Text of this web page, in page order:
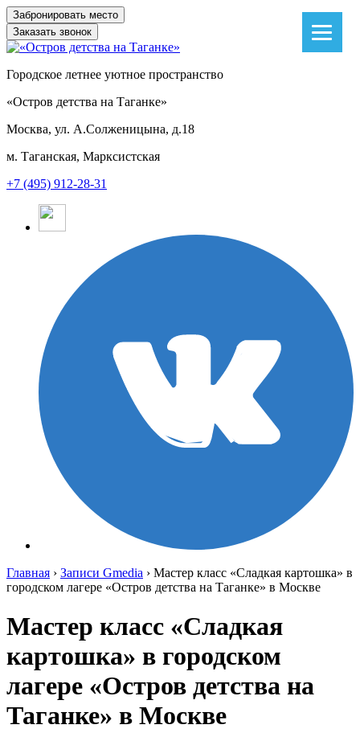
Заказать звонок
Городское летнее уютное пространство
«Остров детства на Таганке»
Москва, ул. А.Солженицына, д.18
м. Таганская, Марксистская
+7 (495) 912-28-31
Главная › Записи Gmedia › Мастер класс «Сладкая картошка» в
городском лагере «Остров детства на Таганке» в Москве
Мастер класс «Сладкая
картошка» в городском
лагере «Остров детства на
Таганке» в Москве